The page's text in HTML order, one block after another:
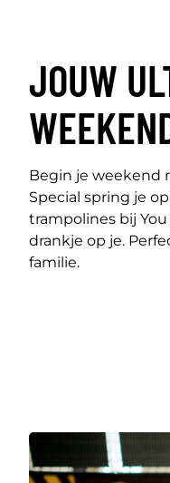
JOUW
Begin je weekend
Special spring je
trampolines bij
drankje op je.
familie.